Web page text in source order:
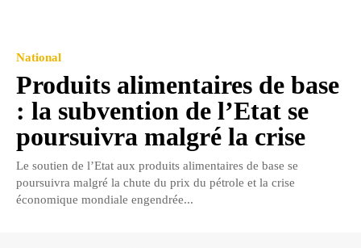
National
Produits alimentaires de base
: la subvention de l’Etat se
poursuivra malgré la crise
Le soutien de l’Etat aux produits alimentaires de base se
poursuivra malgré la chute du prix du pétrole et la crise
économique mondiale engendrée...